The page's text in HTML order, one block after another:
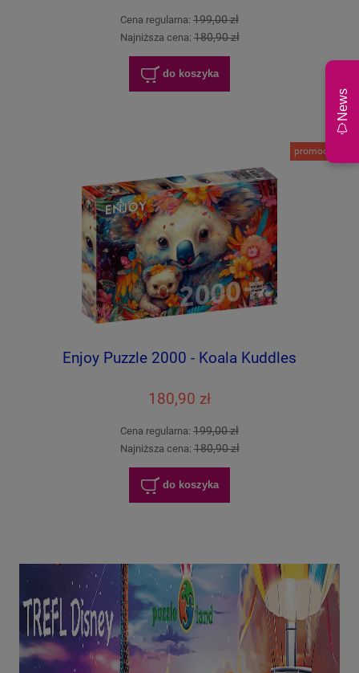
Cena regularna: 199,00 zł
Najniższa cena:180,90 zł
do koszyka
Enjoy Puzzle 2000 - Koala Kuddles
180,90 zł
Cena regularna: 199,00 zł
Najniższa cena:180,90 zł
do koszyka
promocja
News